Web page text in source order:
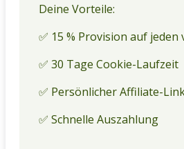
Deine Vorteile:
✅ 15 % Provision auf
✅ 30 Tage Cookie-Laufzeit
✅ Persönlicher Affiliate-
✅ Schnelle Auszahlung